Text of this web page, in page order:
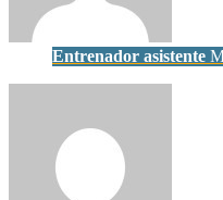
Entrenador asistente